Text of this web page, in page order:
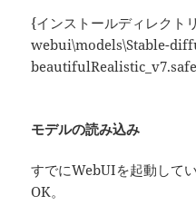
{インストールディレク
webui\models\Stable-
モデルの読み込み
すでにWebUIを起動して
OK。